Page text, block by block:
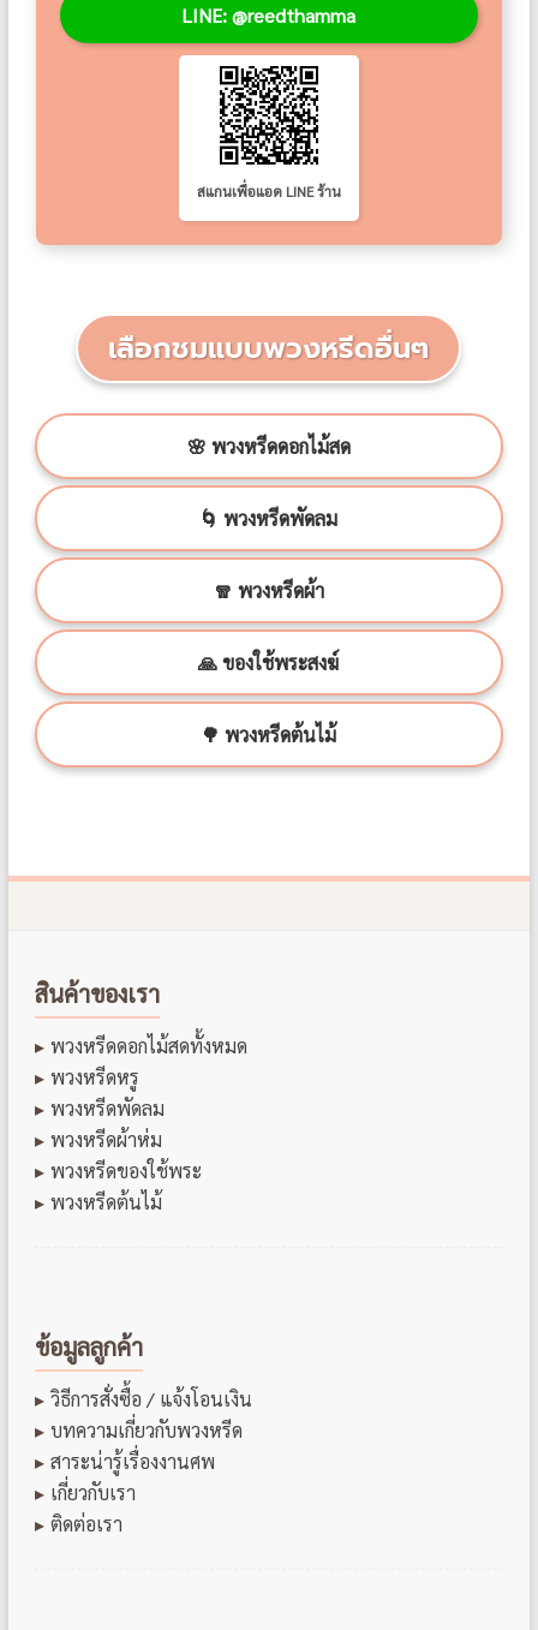
LINE: @reedthamma
สแกนเพื่อแอด LINE ร้าน
เลือกชมแบบพวงหรีดอื่นๆ
🌸 พวงหรีดดอกไม้สด
🌀 พวงหรีดพัดลม
🧣 พวงหรีดผ้า
🙏 ของใช้พระสงฆ์
🌳 พวงหรีดต้นไม้
สินค้าของเรา
พวงหรีดดอกไม้สดทั้งหมด
พวงหรีดหรู
พวงหรีดพัดลม
พวงหรีดผ้าห่ม
พวงหรีดของใช้พระ
พวงหรีดต้นไม้
ข้อมูลลูกค้า
วิธีการสั่งซื้อ / แจ้งโอนเงิน
บทความเกี่ยวกับพวงหรีด
สาระน่ารู้เรื่องงานศพ
เกี่ยวกับเรา
ติดต่อเรา